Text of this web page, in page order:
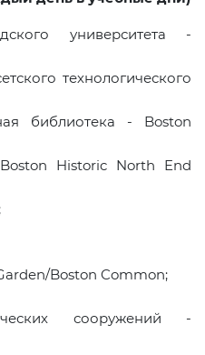
университета -
технологического
библиотека - Boston
Boston Historic North End
Boston Common;
сооружений -